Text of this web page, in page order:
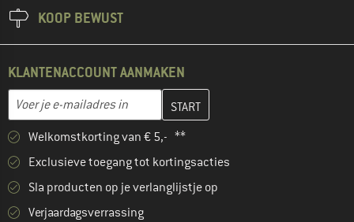
KOOP BEWUST
KLANTENACCOUNT AANMAKEN
E-mailadres
Vul je e-mailadres hier in en maak in de volgende stap je
Welkomstkorting van € 5,- **
Exclusieve toegang tot kortingsacties
Sla producten op je verlanglijstje op
Verjaardagsverrassing